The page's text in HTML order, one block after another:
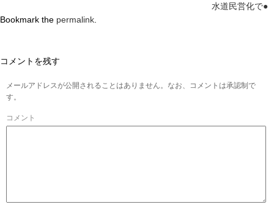
水道民営化で●
Bookmark the permalink
コメントを残す
メールアドレスが公開されることはありません。なお、コメントは承認制で
す。
コメント